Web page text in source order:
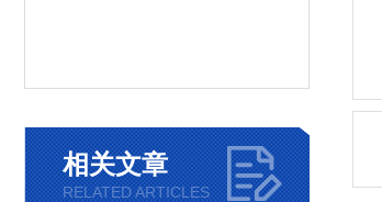
相关文章
RELATED ARTICLES